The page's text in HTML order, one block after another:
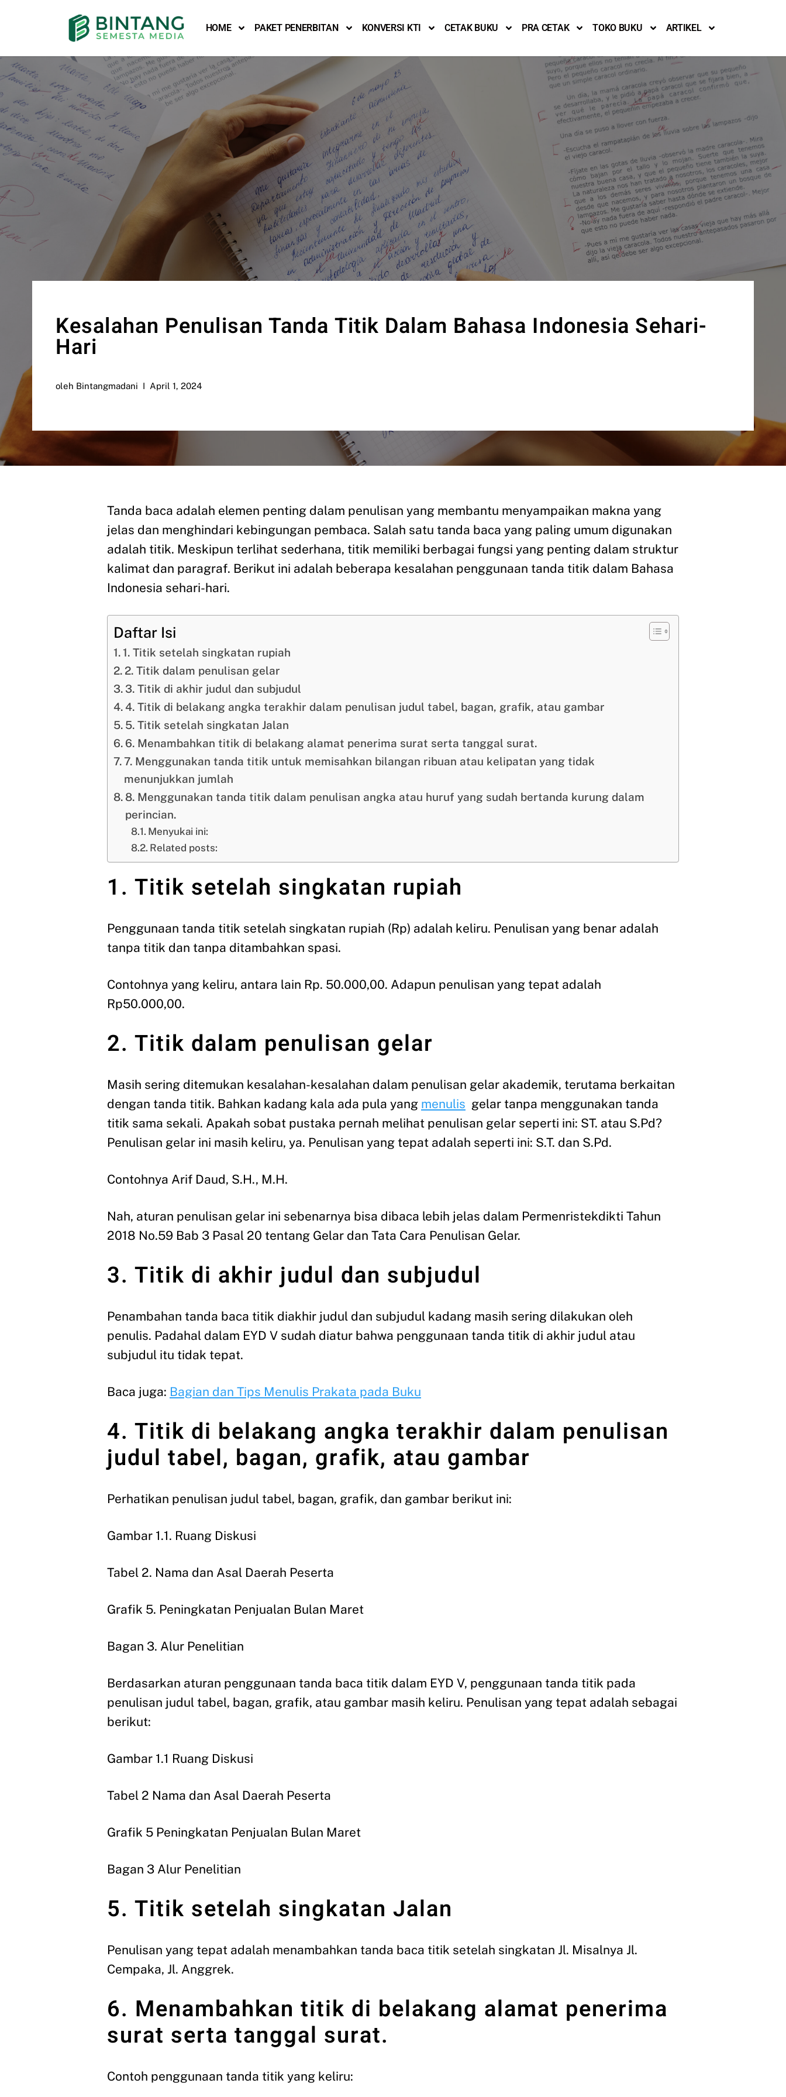
ke
konten
HOME PAKET PENERBITAN KONVERSI KTI CETAK BUKU PRA CETAK TOKO BUKU ARTIKEL
Kesalahan Penulisan Tanda Titik Dalam Bahasa Indonesia Sehari-
Hari
oleh Bintangmadani April 1, 2024
Tanda baca adalah elemen penting dalam penulisan yang membantu menyampaikan makna yang
jelas dan menghindari kebingungan pembaca. Salah satu tanda baca yang paling umum digunakan
adalah titik. Meskipun terlihat sederhana, titik memiliki berbagai fungsi yang penting dalam struktur
kalimat dan paragraf. Berikut ini adalah beberapa kesalahan penggunaan tanda titik dalam Bahasa
Indonesia sehari-hari.
Daftar Isi
1. Titik setelah singkatan rupiah
2. Titik dalam penulisan gelar
3. Titik di akhir judul dan subjudul
4. Titik di belakang angka terakhir dalam penulisan judul tabel, bagan, grafik, atau gambar
5. Titik setelah singkatan Jalan
6. Menambahkan titik di belakang alamat penerima surat serta tanggal surat.
7. Menggunakan tanda titik untuk memisahkan bilangan ribuan atau kelipatan yang tidak
menunjukkan jumlah
8. Menggunakan tanda titik dalam penulisan angka atau huruf yang sudah bertanda kurung dalam
perincian.
Menyukai ini:
Related posts:
1. Titik setelah singkatan rupiah
Penggunaan tanda titik setelah singkatan rupiah (Rp) adalah keliru. Penulisan yang benar adalah
tanpa titik dan tanpa ditambahkan spasi.
Contohnya yang keliru, antara lain Rp. 50.000,00. Adapun penulisan yang tepat adalah
Rp50.000,00.
2. Titik dalam penulisan gelar
Masih sering ditemukan kesalahan-kesalahan dalam penulisan gelar akademik, terutama berkaitan
dengan tanda titik. Bahkan kadang kala ada pula yang menulis gelar tanpa menggunakan tanda
titik sama sekali. Apakah sobat pustaka pernah melihat penulisan gelar seperti ini: ST. atau S.Pd?
Penulisan gelar ini masih keliru, ya. Penulisan yang tepat adalah seperti ini: S.T. dan S.Pd.
Contohnya Arif Daud, S.H., M.H.
Nah, aturan penulisan gelar ini sebenarnya bisa dibaca lebih jelas dalam Permenristekdikti Tahun
2018 No.59 Bab 3 Pasal 20 tentang Gelar dan Tata Cara Penulisan Gelar.
3. Titik di akhir judul dan subjudul
Penambahan tanda baca titik diakhir judul dan subjudul kadang masih sering dilakukan oleh
penulis. Padahal dalam EYD V sudah diatur bahwa penggunaan tanda titik di akhir judul atau
subjudul itu tidak tepat.
Baca juga: Bagian dan Tips Menulis Prakata pada Buku
4. Titik di belakang angka terakhir dalam penulisan
judul tabel, bagan, grafik, atau gambar
Perhatikan penulisan judul tabel, bagan, grafik, dan gambar berikut ini:
Gambar 1.1. Ruang Diskusi
Tabel 2. Nama dan Asal Daerah Peserta
Grafik 5. Peningkatan Penjualan Bulan Maret
Bagan 3. Alur Penelitian
Berdasarkan aturan penggunaan tanda baca titik dalam EYD V, penggunaan tanda titik pada
penulisan judul tabel, bagan, grafik, atau gambar masih keliru. Penulisan yang tepat adalah sebagai
berikut:
Gambar 1.1 Ruang Diskusi
Tabel 2 Nama dan Asal Daerah Peserta
Grafik 5 Peningkatan Penjualan Bulan Maret
Bagan 3 Alur Penelitian
5. Titik setelah singkatan Jalan
Penulisan yang tepat adalah menambahkan tanda baca titik setelah singkatan Jl. Misalnya Jl.
Cempaka, Jl. Anggrek.
6. Menambahkan titik di belakang alamat penerima
surat serta tanggal surat.
Contoh penggunaan tanda titik yang keliru: